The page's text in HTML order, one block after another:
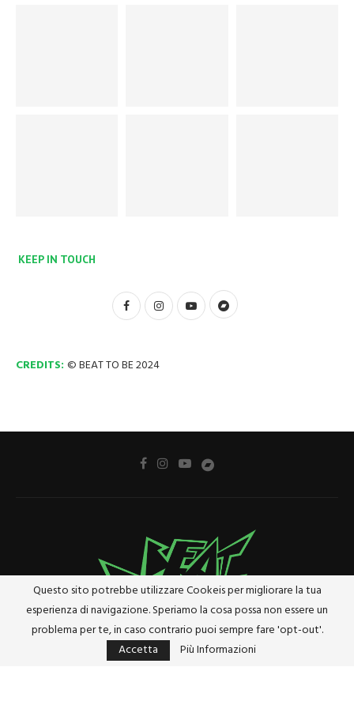
KEEP IN TOUCH
CREDITS: © BEAT TO BE 2024
Cookie Policy
Questo sito potrebbe utilizzare Cookeis per migliorare la tua
esperienza di navigazione. Speriamo la cosa possa non essere un
problema per te, in caso contrario puoi sempre fare 'opt-out'.
Accetta
Più Informazioni